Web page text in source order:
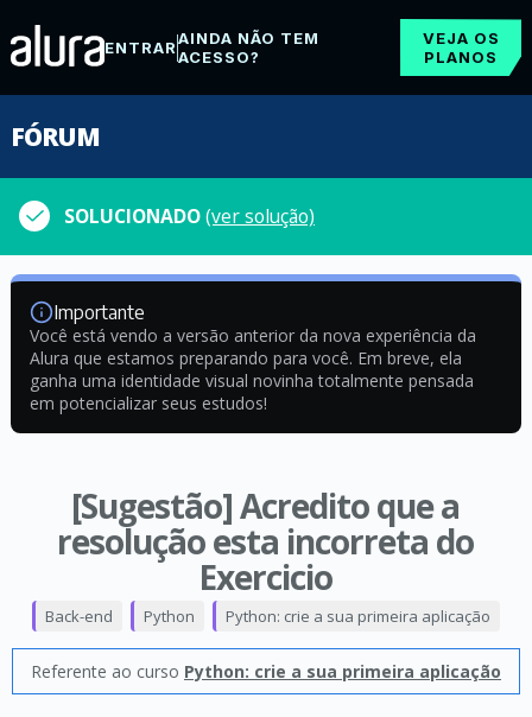
ENTRARAINDA NÃO TEM
ACESSO?
VEJA OS
PLANOS
FÓRUM
SOLUCIONADO(ver solução)
Importante
Você está vendo a versão anterior da nova experiência da
Alura que estamos preparando para você. Em breve, ela
ganha uma identidade visual novinha totalmente pensada
em potencializar seus estudos!
[Sugestão] Acredito que a
resolução esta incorreta do
Exercicio
Back-end Python Python: crie a sua primeira aplicação
Referente ao curso Python: crie a sua primeira aplicação